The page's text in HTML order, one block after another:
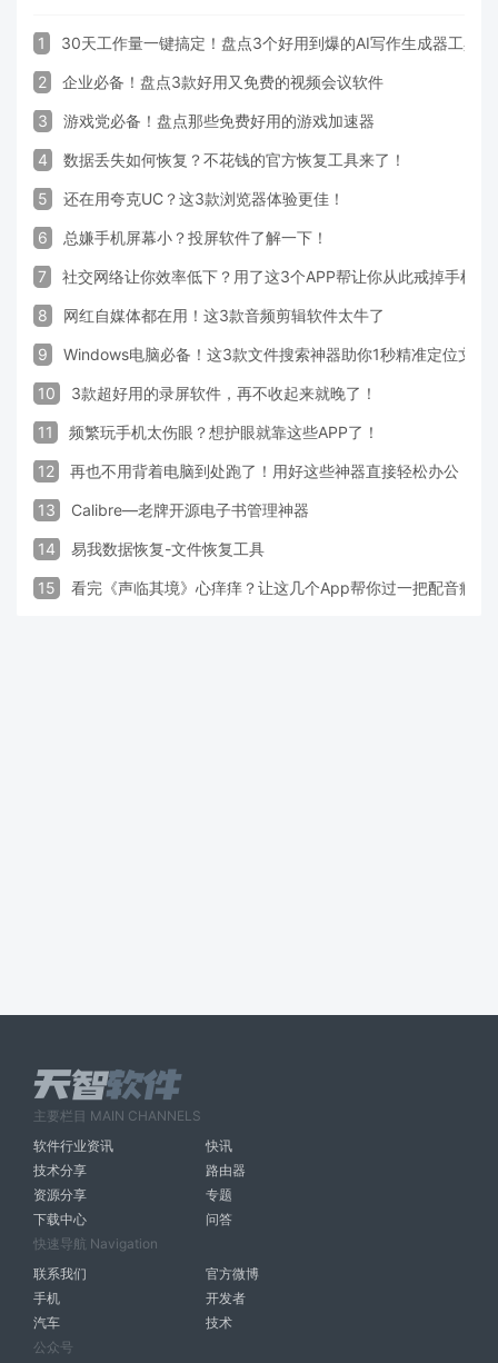
1 30天工作量一键搞定！盘点3个好用到爆的AI写作生成器工具
2 企业必备！盘点3款好用又免费的视频会议软件
3 游戏党必备！盘点那些免费好用的游戏加速器
4 数据丢失如何恢复？不花钱的官方恢复工具来了！
5 还在用夸克UC？这3款浏览器体验更佳！
6 总嫌手机屏幕小？投屏软件了解一下！
7 社交网络让你效率低下？用了这3个APP帮让你从此戒掉手机！
8 网红自媒体都在用！这3款音频剪辑软件太牛了
9 Windows电脑必备！这3款文件搜索神器助你1秒精准定位文件
10 3款超好用的录屏软件，再不收起来就晚了！
11 频繁玩手机太伤眼？想护眼就靠这些APP了！
12 再也不用背着电脑到处跑了！用好这些神器直接轻松办公
13 Calibre—老牌开源电子书管理神器
14 易我数据恢复-文件恢复工具
15 看完《声临其境》心痒痒？让这几个App帮你过一把配音瘾
主要栏目 MAIN CHANNELS
软件行业资讯
快讯
技术分享
路由器
资源分享
专题
下载中心
问答
快速导航 Navigation
联系我们
官方微博
手机
开发者
汽车
技术
公众号